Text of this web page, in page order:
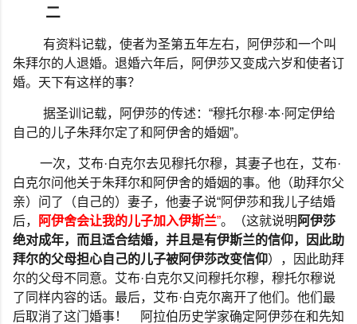
二
有资料记载，使者为圣第五年左右，阿伊莎和一个叫
朱拜尔的人退婚。退婚六年后，阿伊莎又变成六岁和使者订
婚。天下有这样的事？
据圣训记载，阿伊莎的传述： “穆托尔穆·本· 阿定伊给
自己的儿子朱拜尔定了和阿伊舍的婚姻”。
一次，艾布·白克尔去见穆托尔穆，其妻子也在，艾布·
白克尔问他关于朱拜尔和阿伊舍的婚姻的事。他（助拜尔父
亲）问了（自己的）妻子，他妻子说“阿伊莎和我儿子结婚
后，
阿伊舍会让我的儿子加入伊斯兰”。（这就说明 阿伊莎
绝对成年，而且适合结婚，并且是有伊斯兰的信仰，因此助
拜尔的父母担心自己的儿子被阿伊莎改变信仰），因此助拜
尔的父母不同意。艾布·白克尔又问穆托尔穆，穆托尔穆说
了同样内容的话。最后，艾布·白克尔离开了他们。他们最
后取消了这门婚事！
阿拉伯历史学家确定阿伊莎在和先知